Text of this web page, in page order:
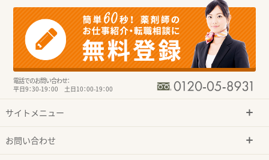
電話でのお問い合わせ：
平日9：30-19：00 土日10：00-19：00
サイトメニュー
お問い合わせ